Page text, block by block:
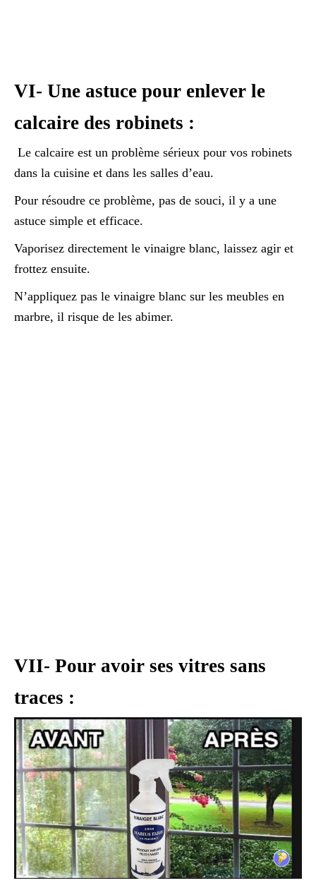
VI- Une astuce pour enlever le
calcaire des robinets :
Le calcaire est un problème sérieux pour vos robinets
dans la cuisine et dans les salles d’eau.
Pour résoudre ce problème, pas de souci, il y a une
astuce simple et efficace.
Vaporisez directement le vinaigre blanc, laissez agir et
frottez ensuite.
N’appliquez pas le vinaigre blanc sur les meubles en
marbre, il risque de les abimer.
VII- Pour avoir ses vitres sans
traces :